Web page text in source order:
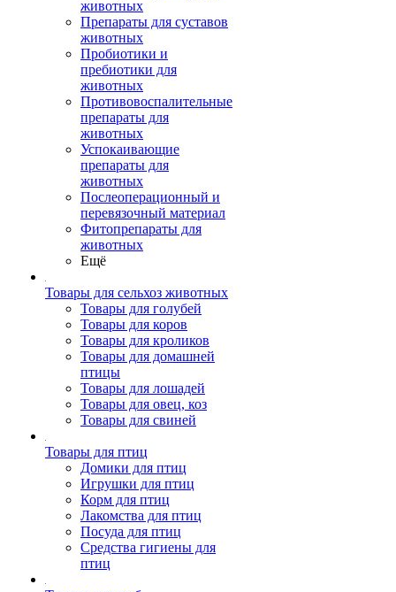
животных
Препараты для суставов
животных
Пробиотики и
пребиотики для
животных
Противовоспалительные
препараты для
животных
Успокаивающие
препараты для
животных
Послеоперационный и
перевязочный материал
Фитопрепараты для
животных
Ещё
Товары для сельхоз животных
Товары для голубей
Товары для коров
Товары для кроликов
Товары для домашней
птицы
Товары для лошадей
Товары для овец, коз
Товары для свиней
Товары для птиц
Домики для птиц
Игрушки для птиц
Корм для птиц
Лакомства для птиц
Посуда для птиц
Средства гигиены для
птиц